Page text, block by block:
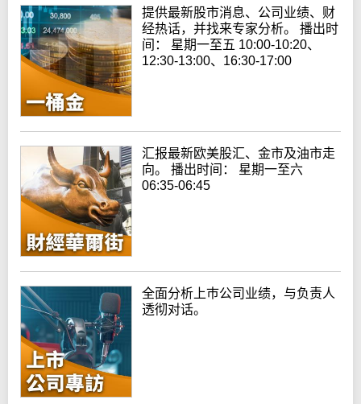
提供最新股市消息、公司业绩、财
经热话，并找来专家分析。 播出时
间： 星期一至五 10:00-10:20、
12:30-13:00、16:30-17:00
汇报最新欧美股汇、金市及油市走
向。 播出时间： 星期一至六
06:35-06:45
全面分析上巿公司业绩，与负责人
透彻对话。